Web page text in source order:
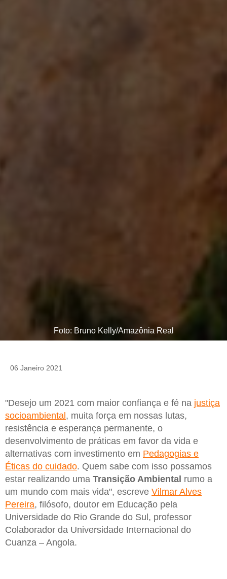
Foto: Bruno Kelly/Amazônia Real
06 Janeiro 2021
"Desejo um 2021 com maior confiança e fé na justiça
socioambiental, muita força em nossas lutas,
resistência e esperança permanente, o
desenvolvimento de práticas em favor da vida e
alternativas com investimento em Pedagogias e
Éticas do cuidado. Quem sabe com isso possamos
estar realizando uma Transição Ambiental rumo a
um mundo com mais vida", escreve Vilmar Alves
Pereira, filósofo, doutor em Educação pela
Universidade do Rio Grande do Sul, professor
Colaborador da Universidade Internacional do
Cuanza – Angola.